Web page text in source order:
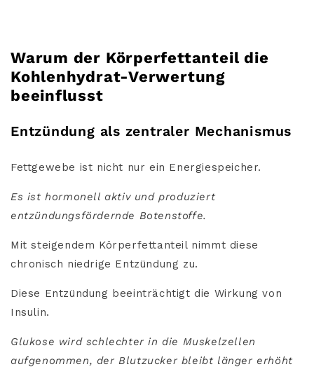
Warum der Körperfettanteil die
Kohlenhydrat-Verwertung
beeinflusst
Entzündung als zentraler Mechanismus
Fettgewebe ist nicht nur ein Energiespeicher.
Es ist hormonell aktiv und produziert
entzündungsfördernde Botenstoffe.
Mit steigendem Körperfettanteil nimmt diese
chronisch niedrige Entzündung zu.
Diese Entzündung beeinträchtigt die Wirkung von
Insulin.
Glukose wird schlechter in die Muskelzellen
aufgenommen, der Blutzucker bleibt länger erhöht